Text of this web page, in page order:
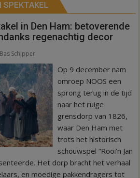
SPEKTAKEL
in Den Ham: betoverende
regenachtig decor
Bas Schipper
Op 9 december nam
omroep NOOS een
sprong terug in de tijd
naar het ruige
grensdorp van 1826,
waar Den Ham met
trots het historisch
schouwspel “Rooi’n Jan
Het dorp bracht het verhaal
en moedige pakkendragers tot